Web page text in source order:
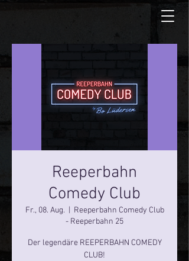
Reeperbahn
Comedy Club
Fr., 08. Aug.
Reeperbahn Comedy Club
- Reeperbahn 25
Der legendäre REEPERBAHN COMEDY
CLUB!